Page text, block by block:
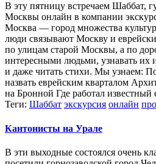
В эту пятницу встречаем Шаббат,
Москвы онлайн в компании
Москва — город множества
люди связывают Москву и
по улицам старой Москвы, а по
интересными людьми, узнавать их
и даже читать стихи. Мы узнаем:
назвать еврейским кварталом
на Бронной Где работал известный
Теги: Шаббат экскурсия онлайн
Кантонисты на Урале
В эти выходные состоялся очень